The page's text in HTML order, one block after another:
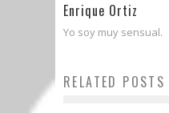
Enrique Ortiz
Yo soy muy sensual.
RELATED POSTS